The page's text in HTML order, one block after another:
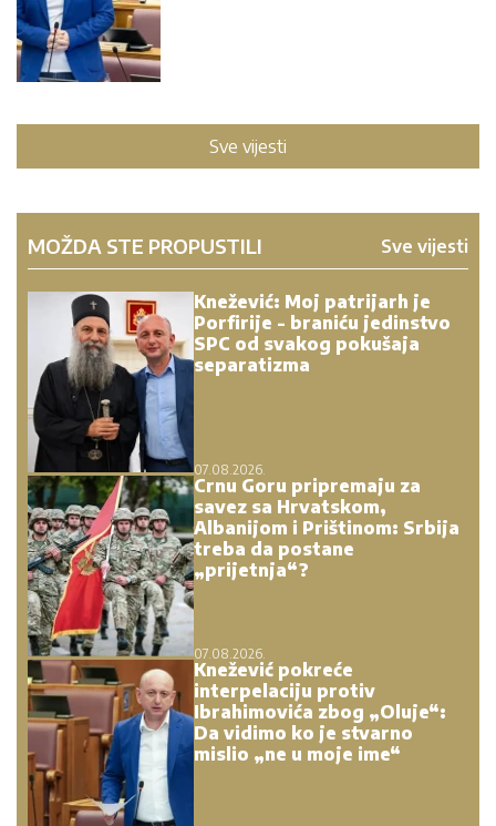
Sve vijesti
MOŽDA STE PROPUSTILI Sve vijesti
Knežević: Moj patrijarh je
Porfirije - braniću jedinstvo
SPC od svakog pokušaja
separatizma
07.08.2026.
Crnu Goru pripremaju za
savez sa Hrvatskom,
Albanijom i Prištinom: Srbija
treba da postane
„prijetnja“?
07.08.2026.
Knežević pokreće
interpelaciju protiv
Ibrahimovića zbog „Oluje“:
Da vidimo ko je stvarno
mislio „ne u moje ime“